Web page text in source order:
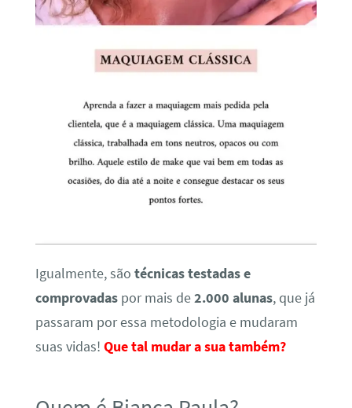
Igualmente, são técnicas testadas e
comprovadaspor mais de2.000 alunas, que já
passaram por essa metodologia e mudaram
suas vidas! Que tal mudar a sua também?